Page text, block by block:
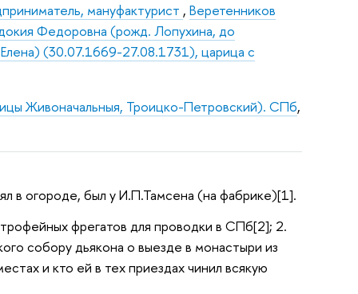
мануфактурист ,Веретенников
Федоровна (рожд. Лопухина, до
(30.07.1669-27.08.1731), царица с
Живоначальныя, Троицко-Петровский). СПб,
в огороде, был у И.П.Тамсена (на фабрике)[1].
фрегатов для проводки в СПб[2]; 2.
собору дьякона о выезде в монастыри из
и кто ей в тех приездах чинил всякую